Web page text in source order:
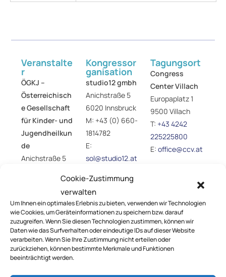
Cookie-Zustimmung
verwalten
Um Ihnen ein optimales Erlebnis zu bieten, verwenden wir Technologien
wie Cookies, um Geräteinformationen zu speichern bzw. darauf
zuzugreifen. Wenn Sie diesen Technologien zustimmen, können wir
Daten wie das Surfverhalten oder eindeutige IDs auf dieser Website
verarbeiten. Wenn Sie Ihre Zustimmung nicht erteilen oder
zurückziehen, können bestimmte Merkmale und Funktionen
beeinträchtigt werden.
Veranstalte
r
ÖGKJ​ –
Österreichisch
e Gesellschaft
für Kinder- und
Jugendheilkun
de
Anichstraße 5
+43 (0) 512-
E: oegkj@studio
12.at
I:www.paediatri
e.at
Kongressor
ganisation
studio12 gmbh
Anichstraße 5
6020 Innsbruck
M: +43 (0) 660-
1814782
E:
sol@studio12.at
at
Tagungsort
Congress
Center Villach
Europaplatz 1
9500 Villach
T: +43 4242
225225800
E: office@ccv.at